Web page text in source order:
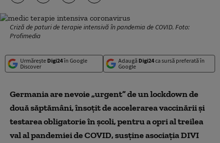
Criză de paturi de terapie intensivă în pandemia de COVID. Foto:
Profimedia
Urmărește Digi24în Google
Discover
Adaugă Digi24ca sursă preferată în
Google
Germania are nevoie „urgent” de un lockdown de
două săptămâni, însoţit de accelerarea vaccinării şi
testarea obligatorie în şcoli, pentru a opri al treilea
val al pandemiei de COVID, susţine asociaţia DIVI